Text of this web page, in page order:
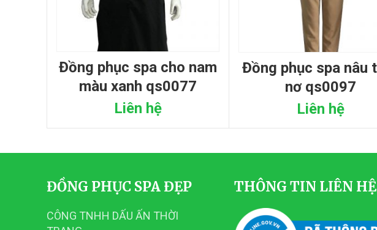
đồng phục spa cho nam
màu xanh qs0077
Liên hệ
đồng phục spa nâu thắt
nơ qs0097
Liên hệ
ĐỒNG PHỤC SPA ĐẸP
CÔNG TNHH DẤU ẤN THỜI
THÔNG TIN LIÊN HỆ